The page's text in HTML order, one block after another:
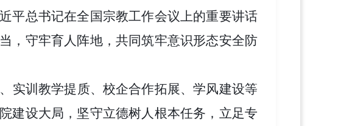
平总书记在全国宗教工作会议上的重要讲话
，守牢育人阵地，共同筑牢意识形态安全防
实训教学提质、校企合作拓展、学风建设等
建设大局，坚守立德树人根本任务，立足专